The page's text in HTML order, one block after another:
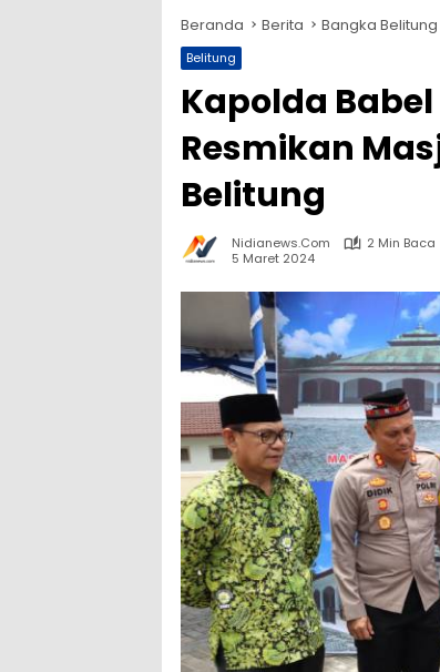
Beranda Berita Bangka Belitung
Belitung
Kapolda
Resmikan
Belitung
Nidianews.com
2 Min Baca
5 Maret 2024